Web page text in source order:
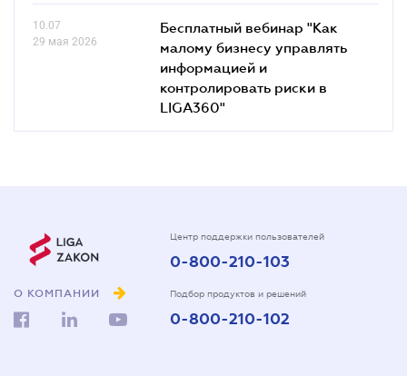
10.07
29 мая 2026
Бесплатный вебинар "Как
малому бизнесу управлять
информацией и
контролировать риски в
LIGA360"
О КОМПАНИИ
Центр поддержки пользователей
0-800-210-103
Подбор продуктов и решений
0-800-210-102